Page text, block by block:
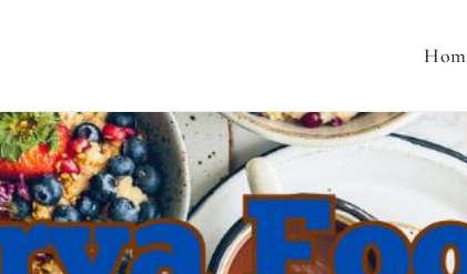
MENU SEHAT, CATERING PERNIKAHAN, JASA